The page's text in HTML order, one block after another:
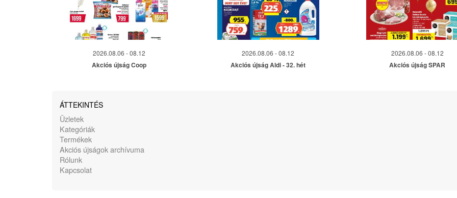
2026.08.06 - 08.12
Akciós újság Coop
2026.08.06 - 08.12
Akciós újság Aldi - 32. hét
2026.08.06 - 08.12
Akciós újság SPAR
ÁTTEKINTÉS
Üzletek
Kategóriák
Termékek
Akciós újságok archívuma
Rólunk
Kapcsolat